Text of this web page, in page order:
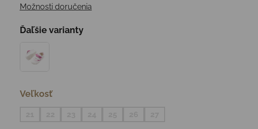
Možnosti doručenia
Ďaľšie varianty
Veľkosť